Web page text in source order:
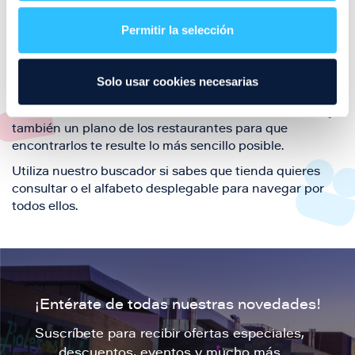
Permitir la selección
Solo usar cookies necesarias
también de nuestra oferta de ocio y shopping durante
tu visita.
El este directorio de restaurantes de Puerto Venecia
también un plano de los restaurantes para que
encontrarlos te resulte lo más sencillo posible.
Utiliza nuestro buscador si sabes que tienda quieres
consultar o el alfabeto desplegable para navegar por
todos ellos.
¡Entérate de todas nuestras novedades!
Suscríbete para recibir ofertas especiales,